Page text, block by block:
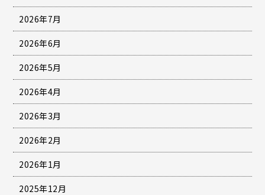
2026年7月
2026年6月
2026年5月
2026年4月
2026年3月
2026年2月
2026年1月
2025年12月